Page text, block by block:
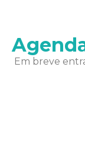
Em breve